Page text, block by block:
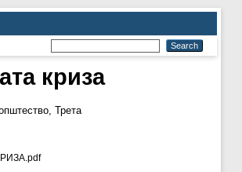
криза
Трета